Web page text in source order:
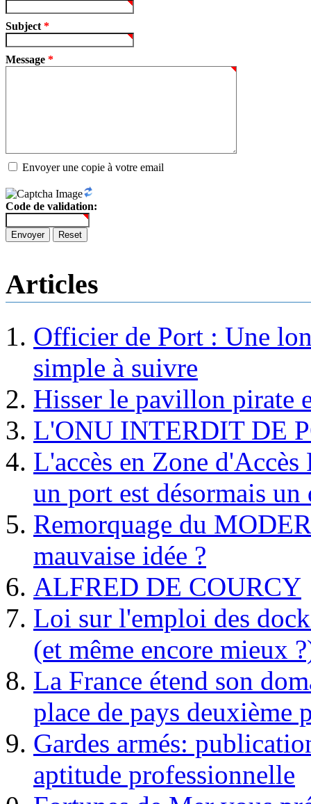
Subject *
Message *
Envoyer une copie à votre email
Code de validation:
Envoyer Reset
Articles
Officier de Port : Une
simple à suivre
Hisser le pavillon pirate
L'ONU INTERDIT DE
L'accès en Zone
un port est désormais un
Remorquage du
mauvaise idée ?
ALFRED DE COURCY
Loi sur l'emploi des
(et même encore mieux
La France étend son
place de pays deuxième
Gardes armés:
aptitude professionnelle